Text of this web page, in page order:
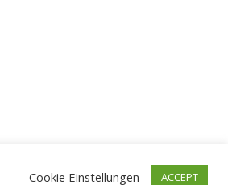
Cookie Einstellungen ACCEPT